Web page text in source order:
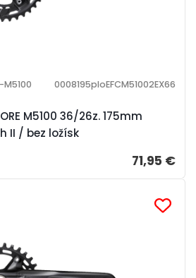
M5100 36/26z. 175mm
II / bez ložísk
0008195ploEFCM51002EX66
71,95 €